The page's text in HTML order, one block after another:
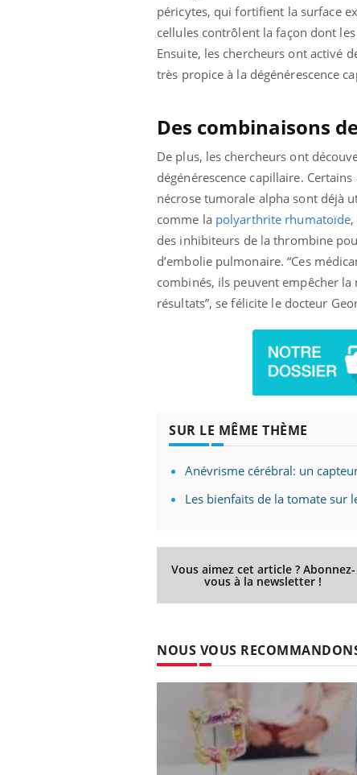
péricytes, qui fortifient la surface
cellules contrôlent la façon dont
Ensuite, les chercheurs ont activé
très propice à la dégénérescence
Des combinaisons
De plus, les chercheurs ont
dégénérescence capillaire.
nécrose tumorale alpha sont déjà
comme la polyarthrite rhumatoïde
des inhibiteurs de la thrombine
d’embolie pulmonaire. “Ces
combinés, ils peuvent empêcher
résultats”, se félicite le docteur
SUR LE MÊME THÈME
Anévrisme cérébral: un
Les bienfaits de la tomate sur
Vous aimez cet article ? Abonnez-
vous à la newsletter !
NOUS VOUS